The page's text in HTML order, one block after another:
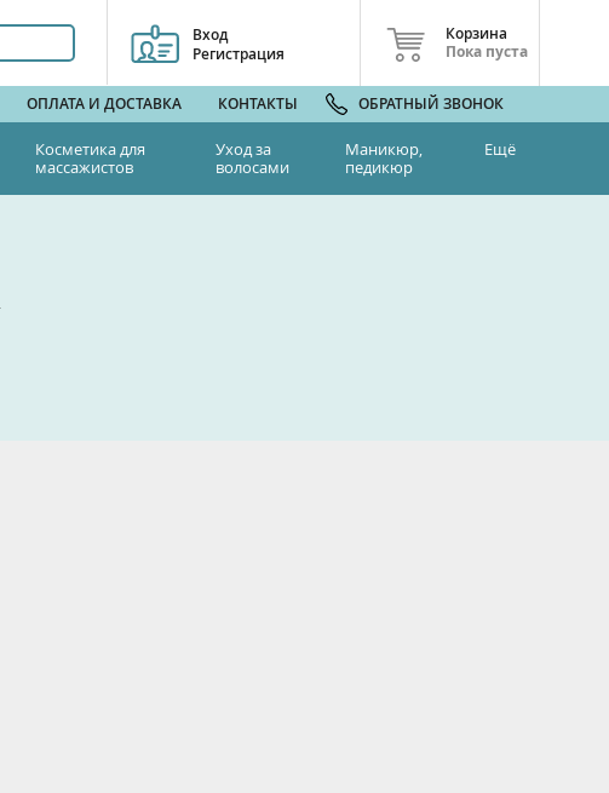
Вход
Регистрация
Корзина
Пока пуста
ОПЛАТА И ДОСТАВКА КОНТАКТЫ ОБРАТНЫЙ ЗВОНОК
Косметика для
массажистов
Уход за
волосами
Маникюр,
педикюр
Ещё